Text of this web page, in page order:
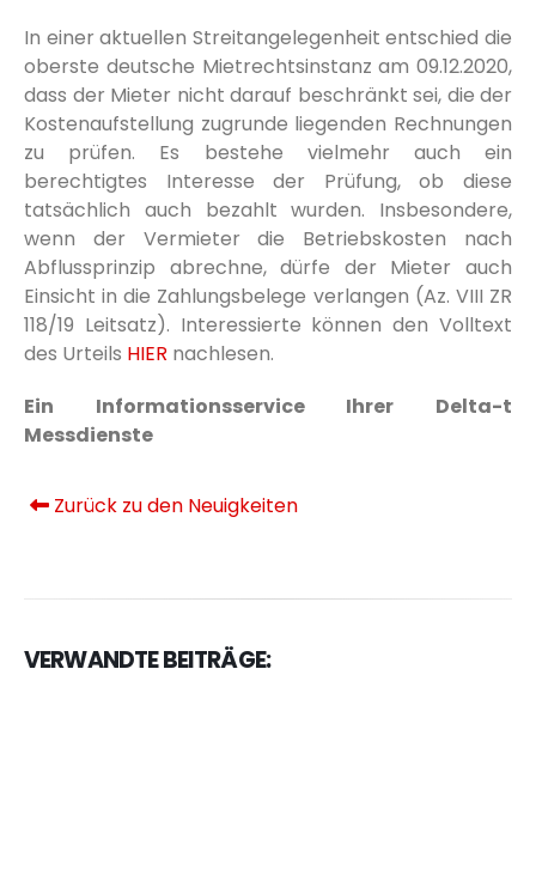
In einer aktuellen Streitangelegenheit entschied die
oberste deutsche Mietrechtsinstanz am 09.12.2020,
dass der Mieter nicht darauf beschränkt sei, die der
Kostenaufstellung zugrunde liegenden Rechnungen
zu prüfen. Es bestehe vielmehr auch ein
berechtigtes Interesse der Prüfung, ob diese
tatsächlich auch bezahlt wurden. Insbesondere,
wenn der Vermieter die Betriebskosten nach
Abflussprinzip abrechne, dürfe der Mieter auch
Einsicht in die Zahlungsbelege verlangen (Az. VIII ZR
118/19 Leitsatz). Interessierte können den Volltext
des Urteils HIER nachlesen.
Ein Informationsservice Ihrer Delta-t
Messdienste
Zurück zu den Neuigkeiten
VERWANDTE BEITRÄGE: